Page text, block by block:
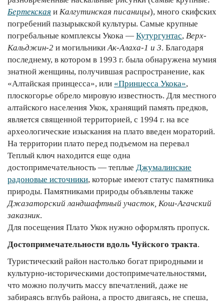
Бертекская и Калгутинская писаницы), много скифских
погребений пазырыкской культуры. Самые крупные
погребальные комплексы Укока — Кутургунтас, Верх-
Кальджин-2 и могильникиАк-Алаха-1 и 3. Благодаря
последнему, в котором в 1993 г. была обнаружена мумия
знатной женщины, получившая распространение, как
«Алтайская принцесса», или «Принцесса Укока»,
плоскогорье обрело мировую известность. Для местного
алтайского населения Укок, хранящий память предков,
является священной территорией, с 1994 г. на все
археологические изыскания на плато введен мораторий.
На территории плато перед подъемом на перевал
Теплый ключ находится еще одна
достопримечательность — теплые Джумалинские
радоновые источники, которые имеют статус памятника
природы. Памятниками природы объявлены также
Джазаторский ландшафтный участок, Кош-Агачский
заказник.
Для посещения Плато Укок нужно оформлять пропуск.
Достопримечательности вдоль Чуйского тракта.
Туристический район настолько богат природными и
культурно-историческими достопримечательностями,
что можно получить массу впечатлений, даже не
забираясь вглубь района, а просто двигаясь, не спеша,